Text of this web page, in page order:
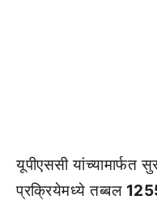
यूपीएससी यांच्यामार्फत
प्रक्रियेमध्ये तब्बल